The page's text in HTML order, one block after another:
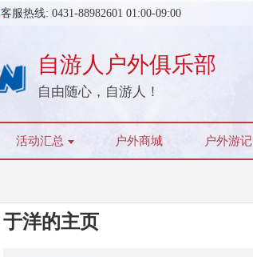
客服热线: 0431-88982601 01:00-09:00
自游人户外俱乐部
自由随心，自游人！
活动汇总 户外商城 户外游记
于洋的主页